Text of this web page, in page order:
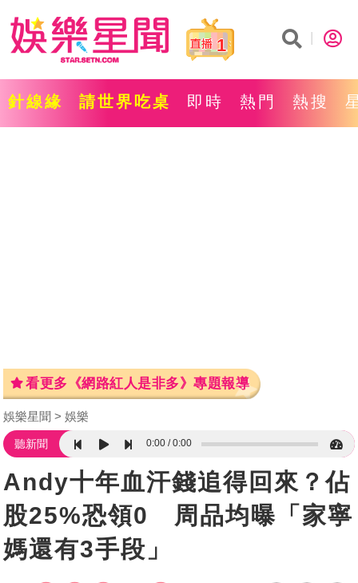
1
針線緣 請世界吃桌 即時 熱門 熱搜
看更多《網路紅人是非多》專題報導
娛樂星聞 娛樂
聽新聞 0:00 0:00
Andy十年血汗錢追得回來？佔
股25%恐領0 周品均曝「家寧
媽還有3手段」